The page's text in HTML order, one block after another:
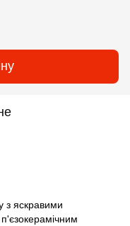
з яскравими